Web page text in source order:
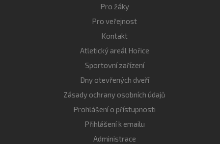
Pro žáky
Pro veřejnost
Kontakt
Atletický areál Hořice
Sportovní zařízení
Dny otevřených dveří
Zásady ochrany osobních údajů
Prohlášení o přístupnosti
Přihlášení k emailu
Administrace